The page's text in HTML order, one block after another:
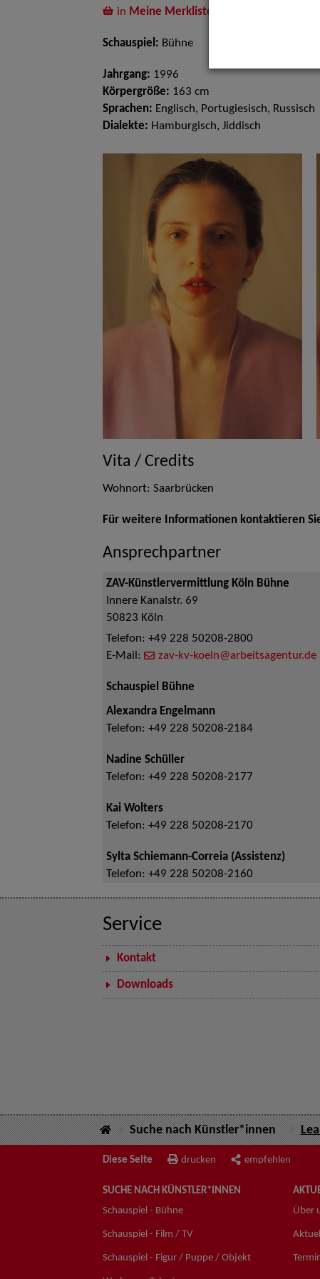
in Meine Merkliste
Schauspiel: Bühne
Jahrgang: 1996
Körpergröße: 163 cm
Sprachen: Englisch, Portugiesisch, Russisch
Dialekte: Hamburgisch, Jiddisch
Vita / Credits
Wohnort: Saarbrücken
Für weitere Informationen kontaktieren
Ansprechpartner
ZAV-Künstlervermittlung Köln Bühne
Innere Kanalstr. 69
50823 Köln
Telefon: +49 228 50208-2800
E-Mail:
zav-kv-koeln@arbeitsagentur.de
Schauspiel Bühne
Alexandra Engelmann
Telefon: +49 228 50208-2184
Nadine Schüller
Telefon: +49 228 50208-2177
Kai Wolters
Telefon: +49 228 50208-2170
Sylta Schiemann-Correia (Assistenz)
Telefon: +49 228 50208-2160
Service
Kontakt
Downloads
Suche nach Künstler*innen
Diese Seite drucken empfehlen
SUCHE NACH KÜNSTLER*INNEN
Schauspiel - Bühne
Schauspiel - Film / TV
Schauspiel - Figur / Puppe / Objekt
Über